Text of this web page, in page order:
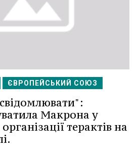
ЄВРОПЕЙСЬКИЙ СОЮЗ
Макрона у
терактів на